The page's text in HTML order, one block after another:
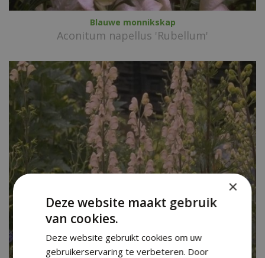
Blauwe monnikskap
Aconitum napellus 'Rubellum'
×
Deze website maakt gebruik
van cookies.
Deze website gebruikt cookies om uw
gebruikerservaring te verbeteren. Door